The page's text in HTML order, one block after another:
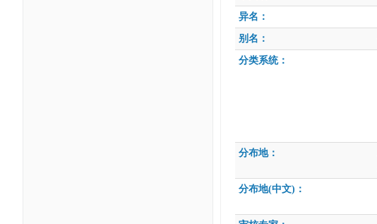
异名：
别名：
分类系统：
分布地：
分布地(中文)：